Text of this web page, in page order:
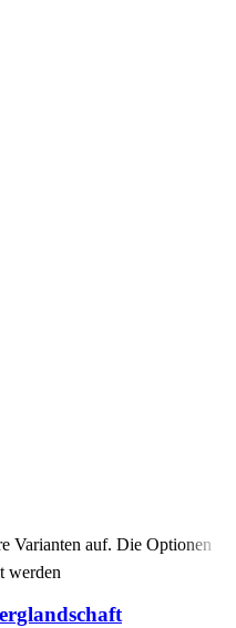
Varianten auf. Die Optionen
werden